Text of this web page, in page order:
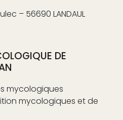
– 56690 LANDAUL
DE
mycologiques
mycologiques et de